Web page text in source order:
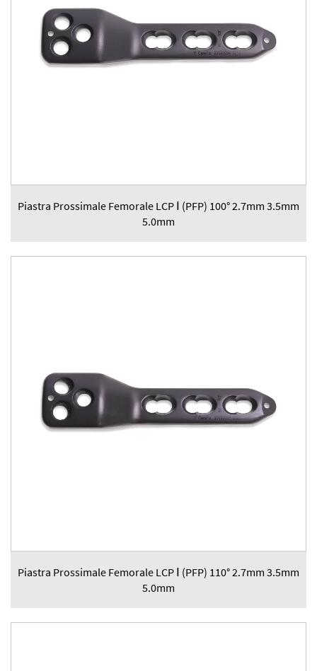
Piastra Prossimale Femorale LCP Ⅰ (PFP) 100° 2.7mm 3.5mm
5.0mm
Piastra Prossimale Femorale LCP Ⅰ (PFP) 110° 2.7mm 3.5mm
5.0mm